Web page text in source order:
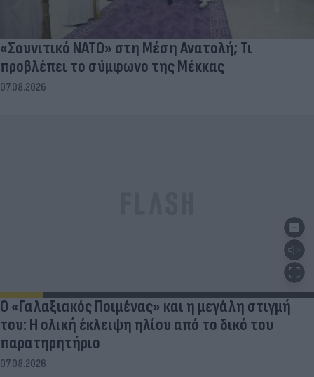
«Σουνιτικό ΝΑΤΟ» στη Μέση Ανατολή; Τι
προβλέπει το σύμφωνο της Μέκκας
07.08.2026
Ο «Γαλαξιακός Ποιμένας» και η μεγάλη στιγμή
του: Η ολική έκλειψη ηλίου από το δικό του
παρατηρητήριο
07.08.2026